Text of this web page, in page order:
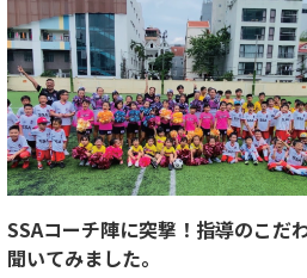
SSAコーチ陣に突撃！指導のこだ
聞いてみました。